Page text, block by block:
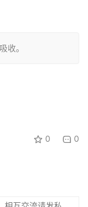
收。
0 0